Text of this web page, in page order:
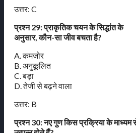
उत्तर: C
प्रश्न 29: प्राकृतिक चयन के सिद्धांत के
अनुसार, कौन-सा जीव बचता है?
A. कमजोर
B. अनुकूलित
C. बड़ा
D. तेजी से बढ़ने वाला
उत्तर: B
प्रश्न 30: नए गुण किस प्रक्रिया के माध्यम